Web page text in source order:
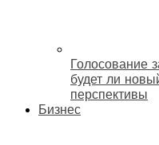
Голосование
будет ли
перспективы
Бизнес